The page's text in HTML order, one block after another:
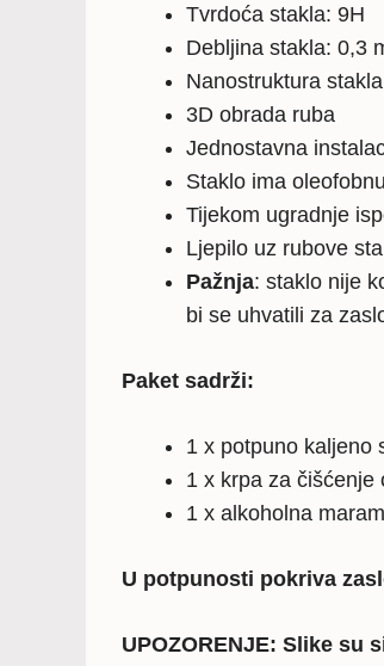
Tvrdoća stakla: 9H
Debljina stakla: 0,3
Nanostruktura stakla
3D obrada ruba
Jednostavna
Staklo ima
Tijekom ugradnje
Ljepilo uz rubove
Pažnja: staklo nije
bi se uhvatili za
Paket sadrži:
1 x potpuno kaljeno
1 x krpa za čišćenje
1 x alkoholna
U potpunosti pokriva
UPOZORENJE: Slike su